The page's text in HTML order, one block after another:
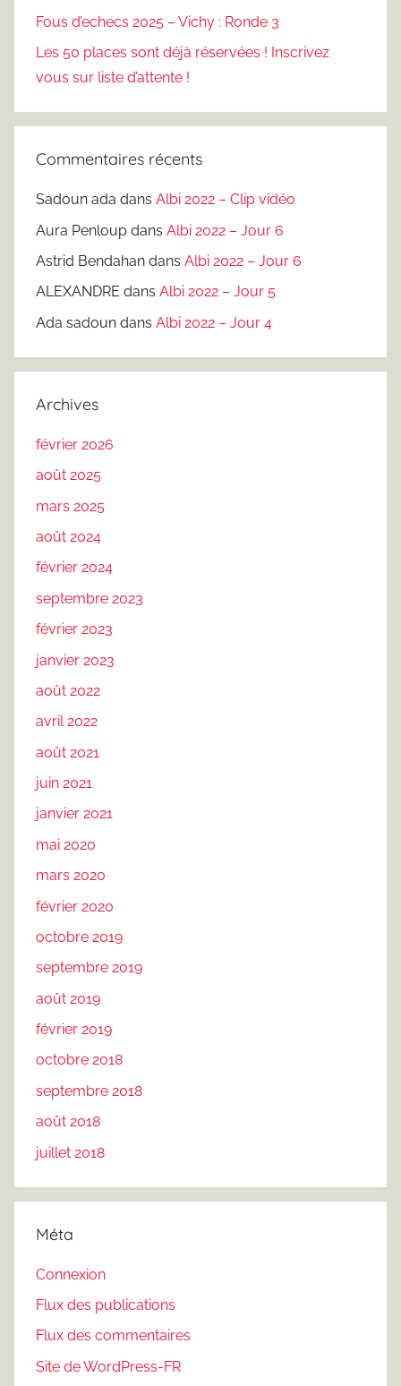
Fous d’echecs 2025 – Vichy : Ronde 3
Les 50 places sont déjà réservées ! Inscrivez
vous sur liste d’attente !
Commentaires récents
Sadoun ada dans Albi 2022 – Clip vidéo
Aura Penloup dans Albi 2022 – Jour 6
Astrid Bendahan dans Albi 2022 – Jour 6
ALEXANDRE dans Albi 2022 – Jour 5
Ada sadoun dans Albi 2022 – Jour 4
Archives
février 2026
août 2025
mars 2025
août 2024
février 2024
septembre 2023
février 2023
janvier 2023
août 2022
avril 2022
août 2021
juin 2021
janvier 2021
mai 2020
mars 2020
février 2020
octobre 2019
septembre 2019
août 2019
février 2019
octobre 2018
septembre 2018
août 2018
juillet 2018
Méta
Connexion
Flux des publications
Flux des commentaires
Site de WordPress-FR